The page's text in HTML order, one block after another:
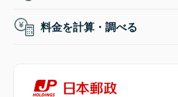
料金を計算・調べる